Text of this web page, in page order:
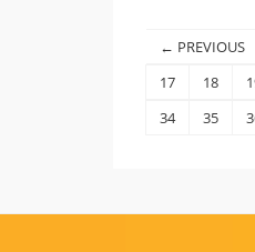
← PREVIOUS
17
18
34
35